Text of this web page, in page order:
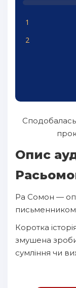
1
2
Опис
Ра Сомон —
письменником
Коротка
змушена
сумління чи